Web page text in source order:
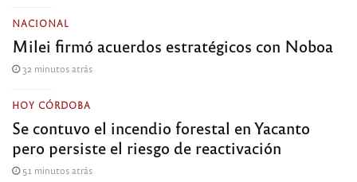
NACIONAL
Milei firmó acuerdos estratégicos con Noboa
32 minutos atrás
HOY CÓRDOBA
Se contuvo el incendio forestal en Yacanto
pero persiste el riesgo de reactivación
51 minutos atrás